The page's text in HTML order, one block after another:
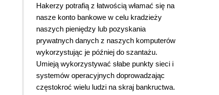
Hakerzy potrafią z łatwością włamać się na
nasze konto bankowe w celu kradzieży
naszych pieniędzy lub pozyskania
prywatnych danych z naszych komputerów
wykorzystując je później do szantażu.
Umieją wykorzystywać słabe punkty sieci i
systemów operacyjnych doprowadzając
częstokroć wielu ludzi na skraj bankructwa.